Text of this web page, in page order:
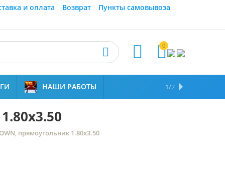
и оплата Возврат
Пункты самовывоза
0



НАШИ РАБОТЫ НАМ ДОВЕРЯЮТ
1/2
прямоугольник 1.80x3.50